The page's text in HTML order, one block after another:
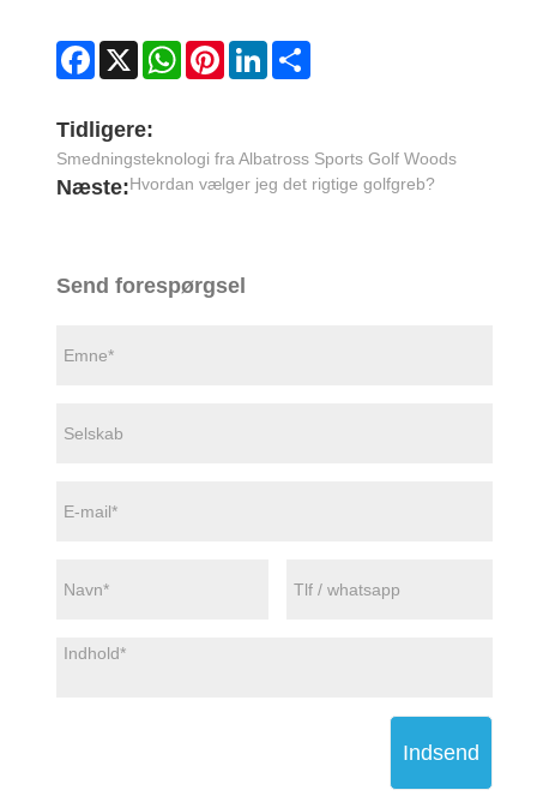
Facebook
X WhatsAppPinterestLinkedIn
Tidligere:
Smedningsteknologi fra Albatross Sports Golf Woods
Næste:Hvordan vælger jeg det rigtige golfgreb?
Send forespørgsel
Indsend